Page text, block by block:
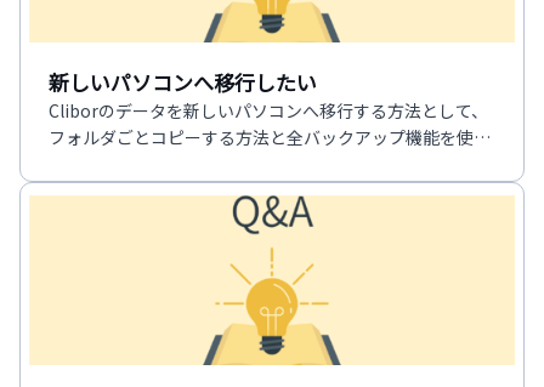
新しいパソコンへ移行したい
Cliborのデータを新しいパソコンへ移行する方法として、
フォルダごとコピーする方法と全バックアップ機能を使う